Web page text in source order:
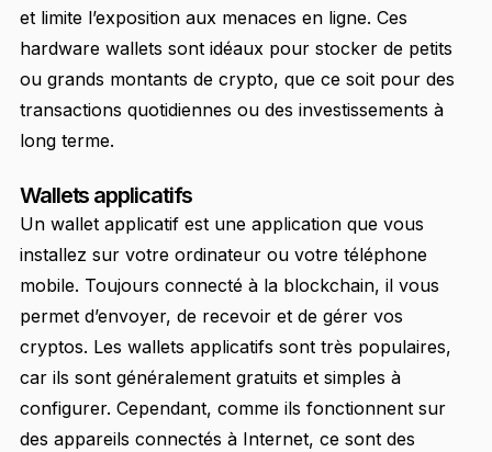
et limite l’exposition aux menaces en ligne. Ces
hardware wallets sont idéaux pour stocker de petits
ou grands montants de crypto, que ce soit pour des
transactions quotidiennes ou des investissements à
long terme.
Wallets applicatifs
Un wallet applicatif est une application que vous
installez sur votre ordinateur ou votre téléphone
mobile. Toujours connecté à la blockchain, il vous
permet d’envoyer, de recevoir et de gérer vos
cryptos. Les wallets applicatifs sont très populaires,
car ils sont généralement gratuits et simples à
configurer. Cependant, comme ils fonctionnent sur
des appareils connectés à Internet, ce sont des